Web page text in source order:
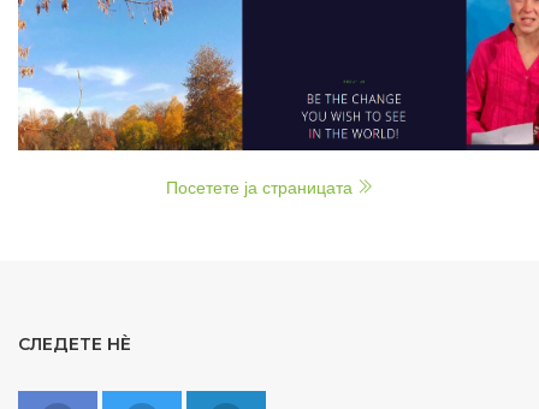
Посетете ја страницата
СЛЕДЕТЕ НÈ